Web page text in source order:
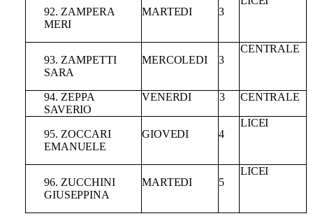
92. ZAMPERA
MERI
MARTEDI 3
93. ZAMPETTI
SARA
MERCOLEDI 3
CENTRALE
94. ZEPPA
SAVERIO
VENERDI 3 CENTRALE
95. ZOCCARI
EMANUELE
GIOVEDI 4
LICEI
96. ZUCCHINI
GIUSEPPINA
MARTEDI 5
LICEI